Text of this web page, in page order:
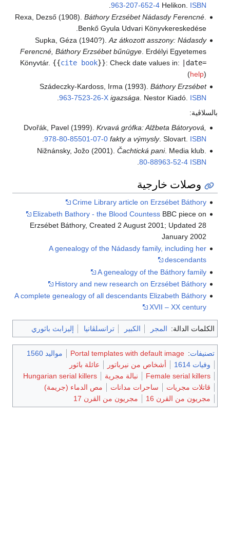
Helikon. ISBN
963-207-652-4
Rexa, Dezső (1908). Báthory Erzsébet Nádasdy Ferencné.
Benkő Gyula Udvari Könyvkereskedése.
Supka, Géza (1940?).Az átkozott asszony: Nádasdy
Ferencné, Báthory Erzsébet bűnügye. Erdélyi Egyetemes
Könyvtár. {{cite book}}: Check date values in:
|date=
(help)
Szádeczky-Kardoss, Irma (1993). Báthory Erzsébet
igazsága . Nestor Kiadó. ISBN
963-7523-26-X
بالسلاڤية:
Dvořák, Pavel (1999). Krvavá grófka: Alžbeta Bátoryová,
fakty a výmysly. Slovart. ISBN
978-80-85501-07-0
Nižnánsky, Jožo (2001). Čachtická pani. Media klub.
ISBN
80-88963-52-4
.
وصلات خارجية
Crime Library article on Erzsébet Báthory
Elizabeth Bathory - the Blood CountessBBC piece on
Erzsébet Báthory, Created 2 August 2001; Updated 28
January 2002
A genealogy of the Nádasdy family, including her
descendants
A genealogy of the Báthory family
History and new research on Erzsébet Báthory
A complete genealogy of all descendants Elizabeth Báthory
XVII – XX century
الكلمات الدالة: المجر الكبير ترانسلڤانيا إليزابث باثوري
تصنيفات:
Portal templates with default image
مواليد 1560
وفيات 1614
أشخاص من نيرباتور
عائلة باثور
Female serial killers
نبالة مجرية
Hungarian serial killers
قاتلات مجريات
ساحرات مدانات
مص الدماء (جريمة)
مجريون من القرن 16
مجريون من القرن 17